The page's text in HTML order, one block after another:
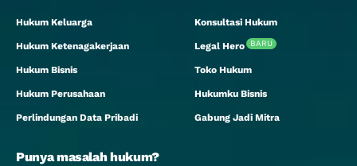
Hukum Keluarga
Hukum Ketenagakerjaan
Hukum Bisnis
Hukum Perusahaan
Perlindungan Data Pribadi
Konsultasi Hukum
Legal Hero BARU
Toko Hukum
Hukumku Bisnis
Gabung Jadi Mitra
Punya masalah hukum?